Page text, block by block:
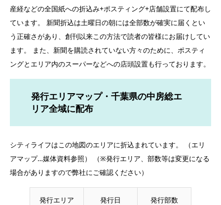
産経などの全国紙への折込み+ポスティング+店舗設置にて配布し
ています。 新聞折込は土曜日の朝には全部数が確実に届くとい
う正確さがあり、創刊以来この方法で読者の皆様にお届けしてい
ます。 また、新聞を購読されていない方々のために、ポスティ
ングとエリア内のスーパーなどへの店頭設置も行っております。
発行エリアマップ・千葉県の中房総エ
リア全域に配布
シティライフはこの地図のエリアに折込まれています。 （エリ
アマップ…媒体資料参照） （※発行エリア、部数等は変更になる
場合がありますので弊社にご確認ください）
発行エリア 発行日 発行部数